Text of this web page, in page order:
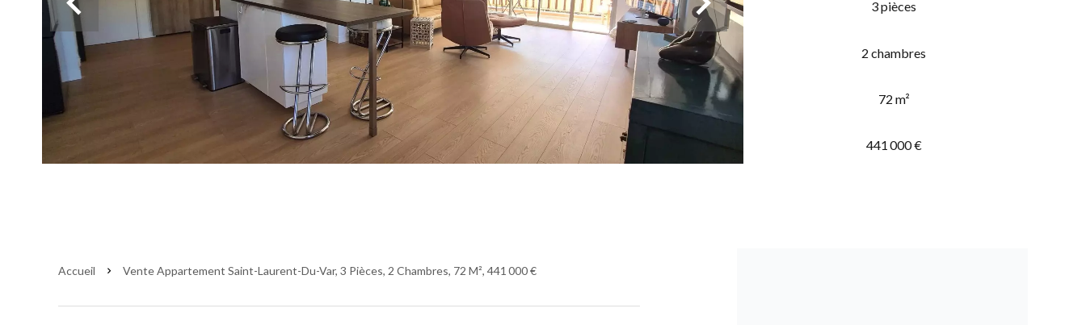
3 pièces
2 chambres
72 m²
441 000 €
Accueil Vente Appartement Saint-Laurent-Du-Var, 3 Pièces, 2 Chambres, 72 M², 441 000 €